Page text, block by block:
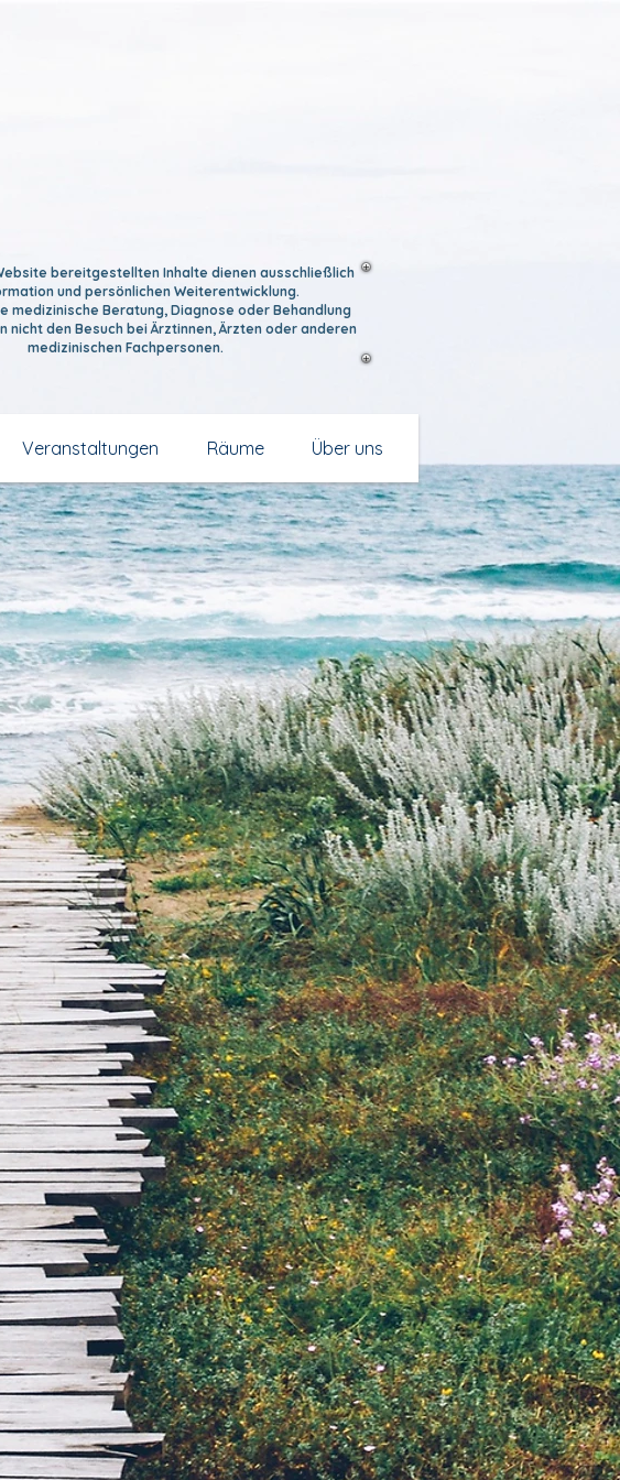
bereitgestellten Inhalte dienen ausschließlich
und persönlichen Weiterentwicklung.
medizinische Beratung, Diagnose oder Behandlung
nicht den Besuch bei Ärztinnen, Ärzten oder anderen
medizinischen Fachpersonen.
Veranstaltungen Räume Über uns